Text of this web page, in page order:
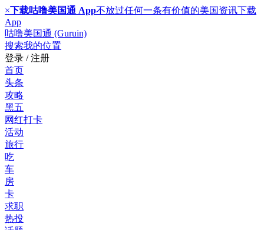
×下载咕噜美国通 App不放过任何一条有价值的美国资讯下载
App
咕噜美国通 (Guruin)
搜索我的位置
登录 / 注册
首页
头条
攻略
黑五
网红打卡
活动
旅行
吃
车
房
卡
求职
热投